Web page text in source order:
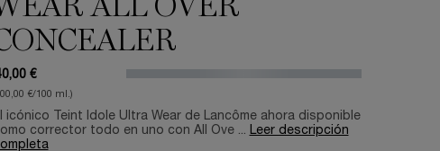
ALL OVER
€
€/100 ml.)
icónico Teint Idole Ultra Wear de Lancôme ahora disponible
corrector todo en uno con All Ove ... Leer descripción